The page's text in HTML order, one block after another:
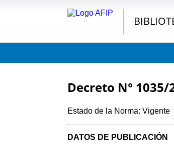
Decreto N° 1035/
Estado de la Norma: Vigente
DATOS DE PUBLICACIÓN